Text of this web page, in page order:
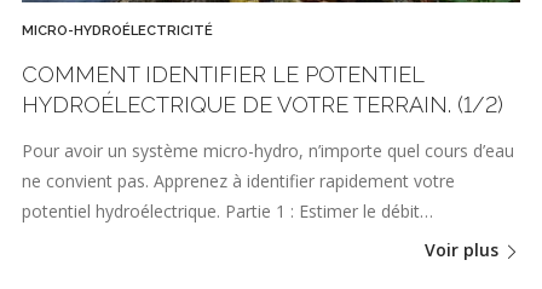
MICRO-HYDROÉLECTRICITÉ
COMMENT IDENTIFIER LE POTENTIEL
HYDROÉLECTRIQUE DE VOTRE TERRAIN. (1/2)
Pour avoir un système micro-hydro, n’importe quel cours d’eau
ne convient pas. Apprenez à identifier rapidement votre
potentiel hydroélectrique. Partie 1 : Estimer le débit…
Voir plus